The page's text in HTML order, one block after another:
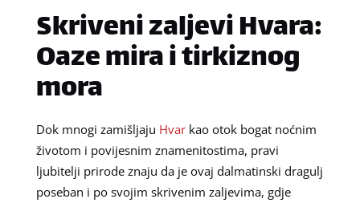
Skriveni zaljevi Hvara:
Oaze mira i tirkiznog
mora
Dok mnogi zamišljaju Hvarkao otok bogat noćnim
životom i povijesnim znamenitostima, pravi
ljubitelji prirode znaju da je ovaj dalmatinski dragulj
poseban i po svojim skrivenim zaljevima, gdje